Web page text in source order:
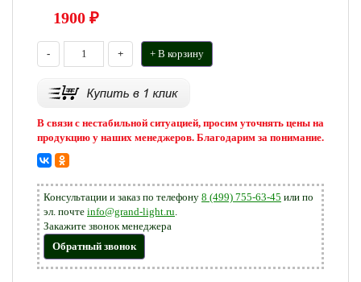
1900 ₽
- + + В корзину
В связи с нестабильной ситуацией, просим уточнять цены на
продукцию у наших менеджеров. Благодарим за понимание.
Консультации и заказ по телефону 8 (499) 755-63-45 или по
эл. почте info@grand-light.ru.
Закажите звонок менеджера
Обратный звонок